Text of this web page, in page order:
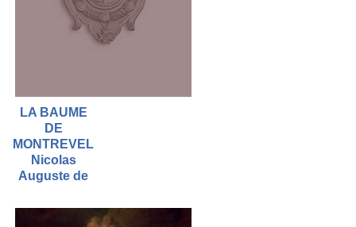
LA BAUME
DE
MONTREVEL
Nicolas
Auguste de